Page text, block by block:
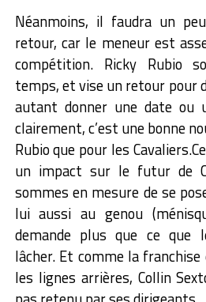
Néanmoins, il faudra un
retour, car le meneur est
compétition. Ricky Rubio
temps, et vise un retour pour
autant donner une date ou
clairement, c’est une bonne
Rubio que pour les Cavaliers.
un impact sur le futur de
sommes en mesure de se
lui aussi au genou
demande plus que ce que
lâcher. Et comme la
les lignes arrières, Collin